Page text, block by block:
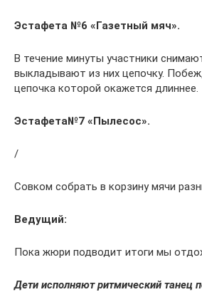
Эстафета №6 «Газетный мяч».
В течение минуты участники
выкладывают из них цепочку.
цепочка которой окажется длиннее.
Эстафета№7 «Пылесос».
/
Совком собрать в корзину мячи
Ведущий:
Пока жюри подводит итоги мы
Дети исполняют ритмический танец